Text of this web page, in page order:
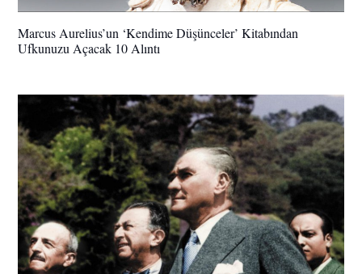
Marcus Aurelius’un ‘Kendime Düşünceler’ Kitabından
Ufkunuzu Açacak 10 Alıntı